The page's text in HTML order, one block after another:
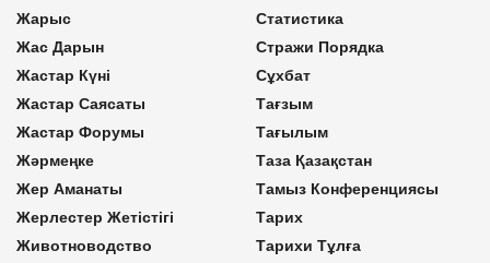
Жарыс
Жас Дарын
Жастар Күні
Жастар Саясаты
Жастар Форумы
Жәрмеңке
Жер Аманаты
Жерлестер Жетістігі
Животноводство
Статистика
Стражи Порядка
Сұхбат
Тағзым
Тағылым
Таза Қазақстан
Тамыз Конференциясы
Тарих
Тарихи Тұлға